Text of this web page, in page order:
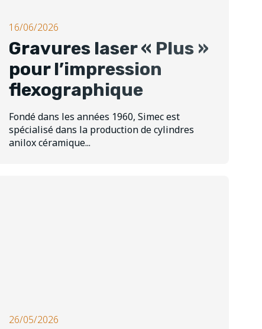
16/06/2026
Gravures laser « Plus »
pour l’impression
flexographique
Fondé dans les années 1960, Simec est
spécialisé dans la production de cylindres
anilox céramique...
26/05/2026